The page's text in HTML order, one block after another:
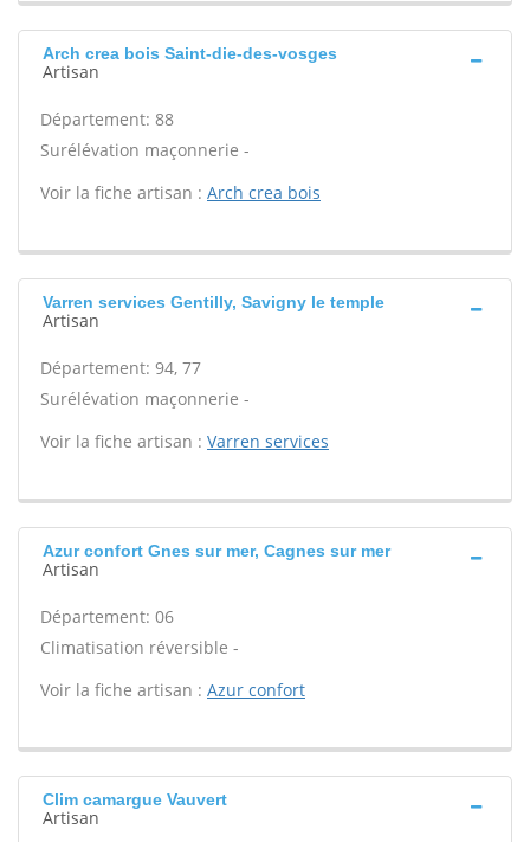
Arch crea bois Saint-die-des-vosges
Artisan
Département: 88
Surélévation maçonnerie -
Voir la fiche artisan : Arch crea bois
Varren services Gentilly, Savigny le temple
Artisan
Département: 94, 77
Surélévation maçonnerie -
Voir la fiche artisan : Varren services
Azur confort Gnes sur mer, Cagnes sur mer
Artisan
Département: 06
Climatisation réversible -
Voir la fiche artisan : Azur confort
Clim camargue Vauvert
Artisan